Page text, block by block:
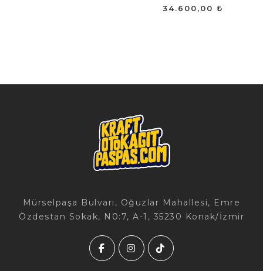
34.600,00 ₺
Mürselpaşa Bulvarı, Oğuzlar Mahallesi, Emre
Özdestan Sokak, N0:7, A-1, 35230 Konak/İzmir